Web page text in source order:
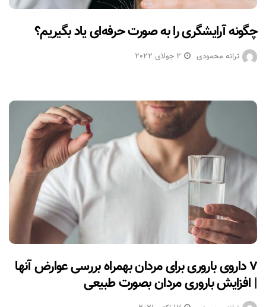
چگونه آرایشگری را به صورت حرفه‌ای یاد بگیریم؟
ترانه محمودی 2 جولای 2022
۷ داروی باروری برای مردان بهمراه بررسی عوارض آنها
| افزایش باروری مردان بصورت طبیعی